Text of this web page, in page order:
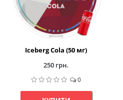
Iceberg Cola (50 мг)
250 грн.
0